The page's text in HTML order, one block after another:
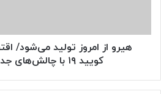
به‌دلیل
چالش‌های
هیرو از امروز تولید می‌شود/
کویید ۱۹ با چالش‌های جدی روبرو است